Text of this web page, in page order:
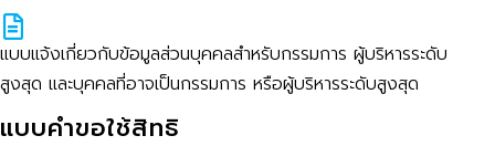
แบบแจ้งเกี่ยวกับข้อมูลส่วนบุคคลสำหรับกรรมการ ผู้บริหารระดับ
สูงสุด และบุคคลที่อาจเป็นกรรมการ หรือผู้บริหารระดับสูงสุด
แบบคำขอใช้สิทธิ